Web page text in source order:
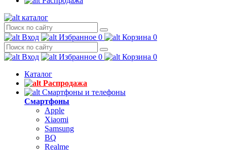
каталог
Вход Избранное 0 Корзина 0
Вход Избранное 0 Корзина 0
Каталог
Распродажа
Смартфоны и телефоны
Смартфоны
Apple
Xiaomi
Samsung
BQ
Realme